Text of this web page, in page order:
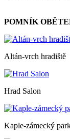
POMNÍK
Altán-vrch hradiště
Hrad Salon
Kaple-zámecký